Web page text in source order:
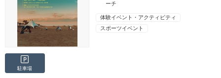
ーチ
体験イベント・アクティビティ
スポーツイベント
駐車場